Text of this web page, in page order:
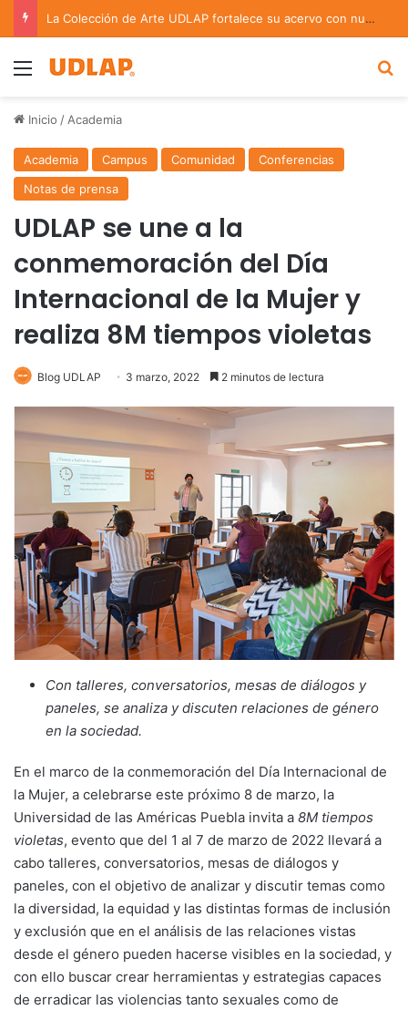
La Colección de Arte UDLAP fortalece su acervo con nuevas obras de artistas emergentes y consolidados
Menu
Inicio / Academia
Academia Campus Comunidad
Conferencias
Notas de prensa
UDLAP se une a la
conmemoración del Día
Internacional de la Mujer y
realiza 8M tiempos violetas
Blog UDLAP 3 marzo, 2022 2 minutos de lectura
Con talleres, conversatorios, mesas de diálogos y
paneles, se analiza y discuten relaciones de género
en la sociedad.
En el marco de la conmemoración del Día Internacional de
la Mujer, a celebrarse este próximo 8 de marzo, la
Universidad de las Américas Puebla invita a 8M tiempos
violetas, evento que del 1 al 7 de marzo de 2022 llevará a
cabo talleres, conversatorios, mesas de diálogos y
paneles, con el objetivo de analizar y discutir temas como
la diversidad, la equidad y las distintas formas de inclusión
y exclusión que en el análisis de las relaciones vistas
desde el género pueden hacerse visibles en la sociedad, y
con ello buscar crear herramientas y estrategias capaces
de erradicar las violencias tanto sexuales como de